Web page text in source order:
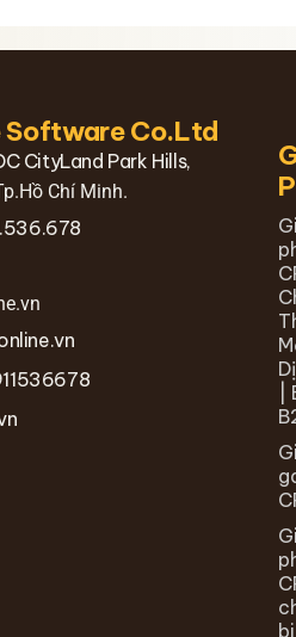
Software Co.Ltd
CityLand Park Hills,
Chí Minh.